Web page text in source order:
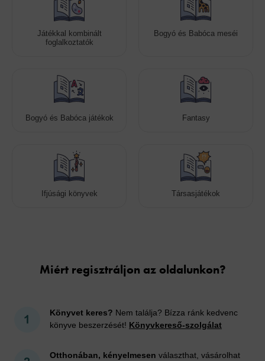
Játékkal kombinált
foglalkoztatók
Bogyó és Babóca meséi
Bogyó és Babóca játékok Fantasy
Ifjúsági könyvek Társasjátékok
Miért regisztráljon az oldalunkon?
Könyvet keres? Nem találja? Bízza ránk kedvenc
könyve beszerzését! Könyvkereső-szolgálat
Otthonában, kényelmesen választhat, vásárolhat